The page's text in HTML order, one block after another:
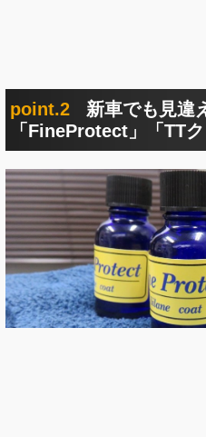
point.2
新車でも見違
「FineProtect」「TT